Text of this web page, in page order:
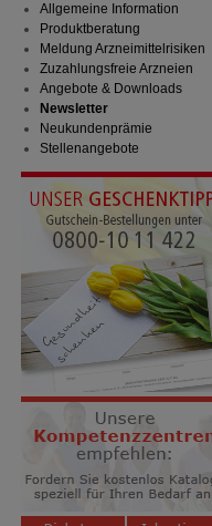
Allgemeine Information
Produktberatung
Meldung Arzneimittelrisiken
Zuzahlungsfreie Arzneien
Angebote & Downloads
Newsletter
Neukundenprämie
Stellenangebote